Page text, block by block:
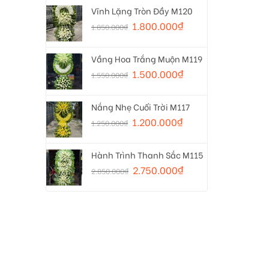
Vĩnh Lặng Tròn Đầy M120
1.850.000₫ 1.800.000₫
Vầng Hoa Trắng Muộn M119
1.550.000₫ 1.500.000₫
Nắng Nhẹ Cuối Trời M117
1.250.000₫ 1.200.000₫
Hành Trình Thanh Sắc M115
2.850.000₫ 2.750.000₫